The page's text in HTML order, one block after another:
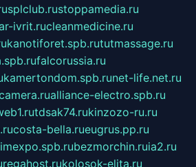
splclub.rustoppamedia.ru
ivrit.rucleanmedicine.ru
kanotiforet.spb.rututmassage.ru
falcorussia.ru
kamertondom.spb.runet-life.net.ru
alliance-electro.spb.ru
tdsak74.rukinzozo-ru.ru
costa-bella.rueugrus.pp.ru
bezmorchin.ruia2.ru
regahost.rukolosok-elita.ru